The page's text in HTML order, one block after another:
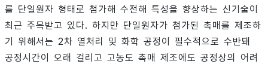
를 단일원자 형태로 첨가해 수전해 특성을 향상하는 신기술이
최근 주목받고 있다. 하지만 단일원자가 첨가된 촉매를 제조하
기 위해서는 2차 열처리 및 화학 공정이 필수적으로 수반돼
공정시간이 오래 걸리고 고농도 촉매 제조에도 공정상의 어려